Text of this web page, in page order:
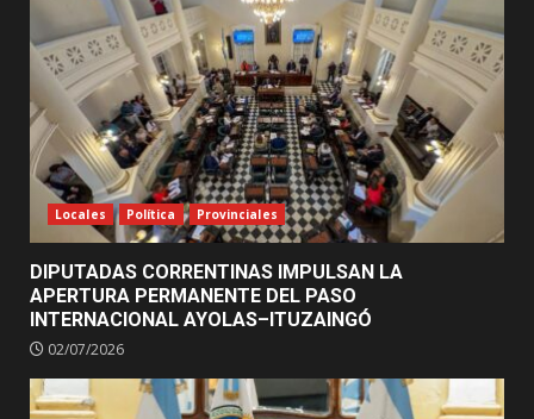
Locales Política Provinciales
DIPUTADAS CORRENTINAS IMPULSAN LA
APERTURA PERMANENTE DEL PASO
INTERNACIONAL AYOLAS–ITUZAINGÓ
02/07/2026